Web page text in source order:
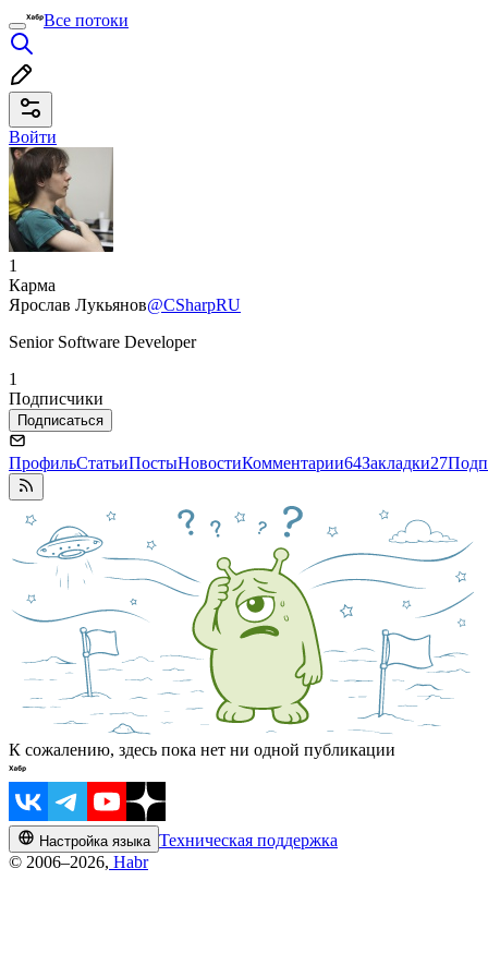
Все потоки
Войти
1
Карма
Ярослав Лукьянов@CSharpRU
Senior Software Developer
1
Подписчики
Подписаться
ПрофильСтатьиПостыНовостиКомментарии64Закладки27
К сожалению, здесь пока нет ни одной публикации
Настройка языка Техническая поддержка
© 2006–2026, Habr